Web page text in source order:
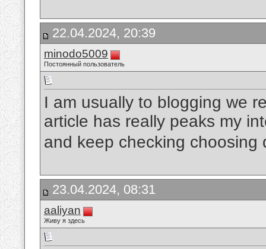
22.04.2024, 20:39
minodo5009
Постоянный пользователь
I am usually to blogging we
article has really peaks my
and keep checking choosing
23.04.2024, 08:31
aaliyan
Живу я здесь